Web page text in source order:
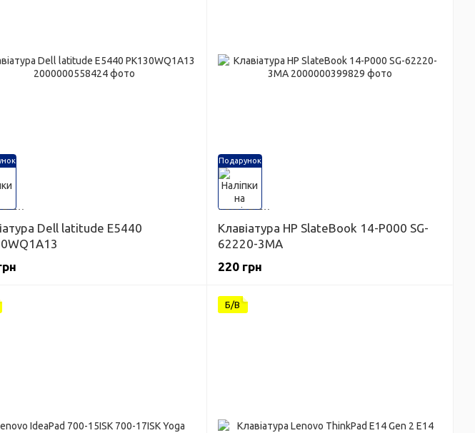
Dell latitude E5440
Подарунок
Клавіатура HP SlateBook 14-P000 SG-
62220-3MA
220 грн
Б/В